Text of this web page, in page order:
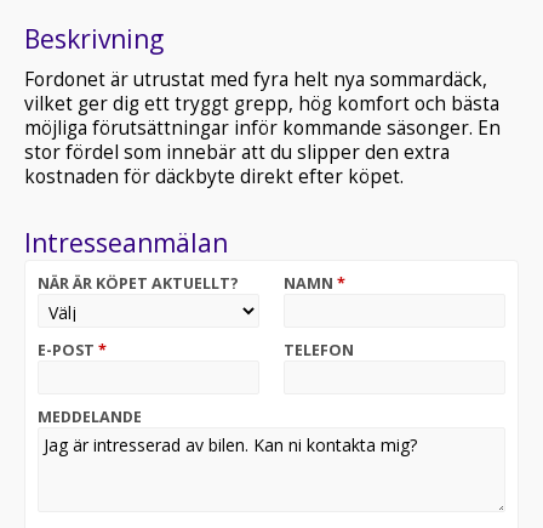
Beskrivning
Fordonet är utrustat med fyra helt nya sommardäck,
vilket ger dig ett tryggt grepp, hög komfort och bästa
möjliga förutsättningar inför kommande säsonger. En
stor fördel som innebär att du slipper den extra
kostnaden för däckbyte direkt efter köpet.
Intresseanmälan
NÄR ÄR KÖPET AKTUELLT? NAMN *
E-POST * TELEFON
MEDDELANDE